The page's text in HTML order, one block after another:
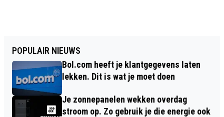
POPULAIR NIEUWS
Bol.com heeft je klantgegevens laten
lekken. Dit is wat je moet doen
Je zonnepanelen wekken overdag
stroom op. Zo gebruik je die energie ook